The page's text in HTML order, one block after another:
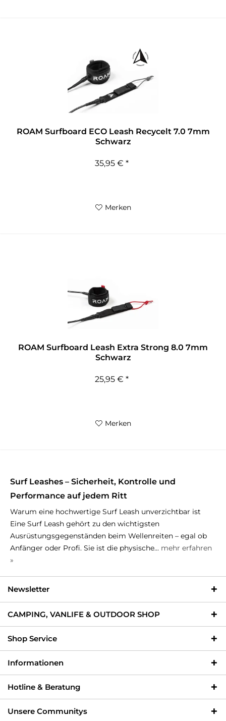
ROAM Surfboard ECO Leash Recycelt 7.0 7mm
Schwarz
35,95 € *
Merken
ROAM Surfboard Leash Extra Strong 8.0 7mm
Schwarz
25,95 € *
Merken
Surf Leashes – Sicherheit, Kontrolle und
Performance auf jedem Ritt
Warum eine hochwertige Surf Leash unverzichtbar ist
Eine Surf Leash gehört zu den wichtigsten
Ausrüstungsgegenständen beim Wellenreiten – egal ob
Anfänger oder Profi. Sie ist die physische... mehr erfahren
»
Newsletter
CAMPING, VANLIFE & OUTDOOR SHOP
Shop Service
Informationen
Hotline & Beratung
Unsere Communitys